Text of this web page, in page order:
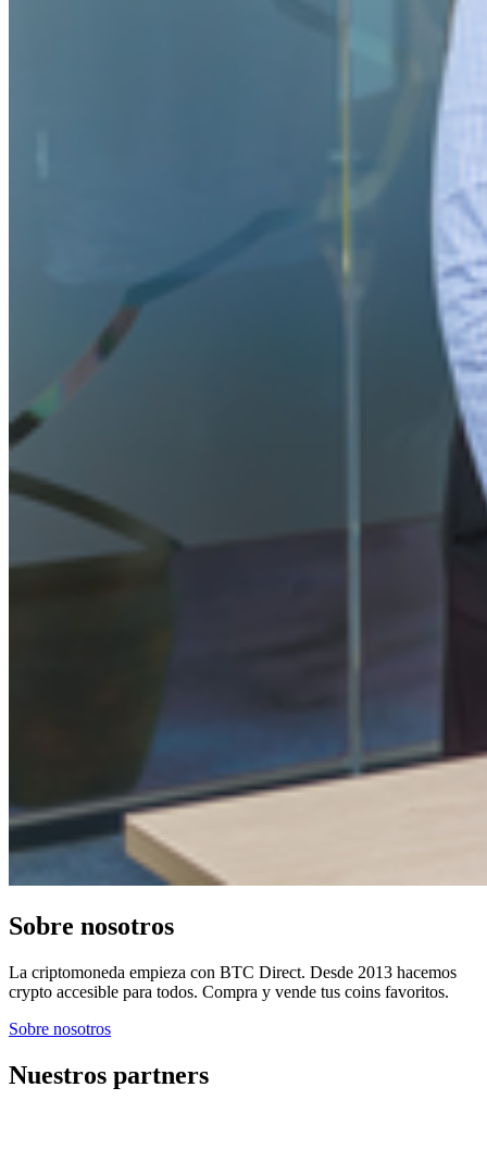
Sobre nosotros
La criptomoneda empieza con BTC Direct. Desde 2013 hacemos
crypto accesible para todos. Compra y vende tus coins favoritos.
Sobre nosotros
Nuestros partners